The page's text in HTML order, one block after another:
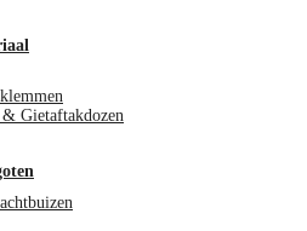
Gietaftakdozen